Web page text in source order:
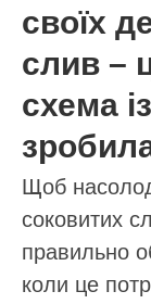
своїх
слив –
схема
Щоб
соковитих
правильно
коли це